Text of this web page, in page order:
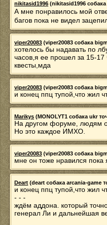
nikitasid1996 (nikitasid1996 собака
А мне понравилось мой
багов пока не видел
viper20083 (viper20083 собака
хотелось бы надавать по
часов,я ее прошел за 15-17
квесты,мда
viper20083 (viper20083 собака
и конец ппц тупой,что жил
Marikys (MONOLYT1 собака ukr
На другом форуме, людям
Но это каждое ИМХО.
viper20083 (viper20083 собака
мне он тоже нравился пока
Deart (deart собака arcania-game
и конец ппц тупой,что жил
- - -
ждём аддона. который
генерал Ли и дальнейшая